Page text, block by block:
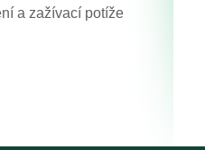
a zažívací potíže